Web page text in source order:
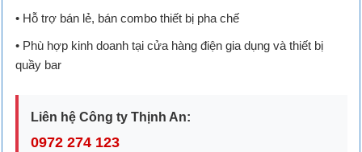
• Hỗ trợ bán lẻ, bán combo thiết bị pha chế
• Phù hợp kinh doanh tại cửa hàng điện gia dụng và thiết bị
quầy bar
Liên hệ Công ty Thịnh An:
0972 274 123